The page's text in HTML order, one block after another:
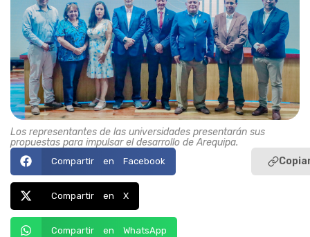
Los representantes de las universidades presentarán sus
propuestas para impulsar el desarrollo de Arequipa.
Compartir en Facebook
Compartir en X
Compartir en WhatsApp